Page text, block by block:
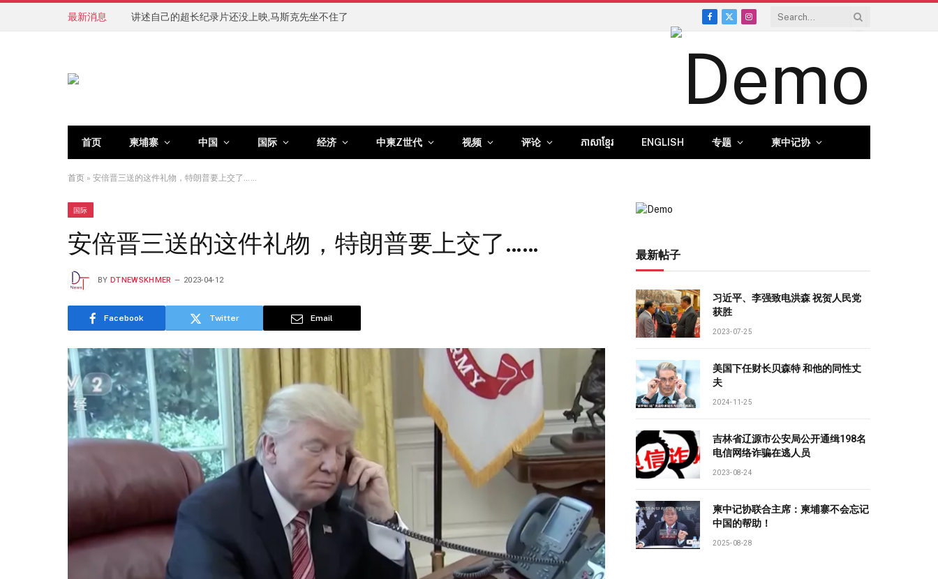
最新消息 讲述自己的超长纪录片还没上映,马斯克先坐不住了
Facebook
X
Instagram
首页 柬埔寨 中国 国际 经济 中柬Z世代 视频 评论 ភាសាខ្មែរ ENGLISH 专题 柬中记协
首页 » 安倍晋三送的这件礼物，特朗普要上交了……
国际
安倍晋三送的这件礼物，特朗普要上交了……
BY DTNEWSKHMER 2023-04-12
Facebook Twitter Email
最新帖子
习近平、李强致电洪森 祝贺人民党
获胜
2023-07-25
美国下任财长贝森特 和他的同性丈
夫
2024-11-25
吉林省辽源市公安局公开通缉198名
电信网络诈骗在逃人员
2023-08-24
柬中记协联合主席：柬埔寨不会忘记
中国的帮助！
2025-08-28